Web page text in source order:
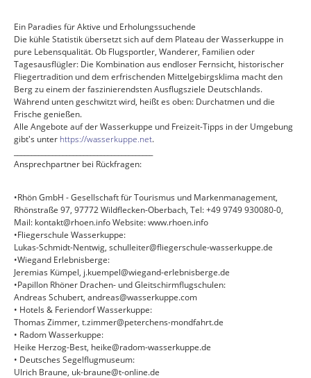
Ein Paradies für Aktive und Erholungssuchende
Die kühle Statistik übersetzt sich auf dem Plateau der Wasserkuppe in
pure Lebensqualität. Ob Flugsportler, Wanderer, Familien oder
Tagesausflügler: Die Kombination aus endloser Fernsicht, historischer
Fliegertradition und dem erfrischenden Mittelgebirgsklima macht den
Berg zu einem der faszinierendsten Ausflugsziele Deutschlands.
Während unten geschwitzt wird, heißt es oben: Durchatmen und die
Frische genießen.
Alle Angebote auf der Wasserkuppe und Freizeit-Tipps in der Umgebung
gibt's unter https://wasserkuppe.net.
Ansprechpartner bei Rückfragen:
•Rhön GmbH - Gesellschaft für Tourismus und Markenmanagement,
Rhönstraße 97, 97772 Wildflecken-Oberbach, Tel: +49 9749 930080-0,
Mail: kontakt@rhoen.info Website: www.rhoen.info
•Fliegerschule Wasserkuppe:
Lukas-Schmidt-Nentwig, schulleiter@fliegerschule-wasserkuppe.de
•Wiegand Erlebnisberge:
Jeremias Kümpel, j.kuempel@wiegand-erlebnisberge.de
•Papillon Rhöner Drachen- und Gleitschirmflugschulen:
Andreas Schubert, andreas@wasserkuppe.com
• Hotels & Feriendorf Wasserkuppe:
Thomas Zimmer, t.zimmer@peterchens-mondfahrt.de
• Radom Wasserkuppe:
Heike Herzog-Best, heike@radom-wasserkuppe.de
• Deutsches Segelflugmuseum:
Ulrich Braune, uk-braune@t-online.de